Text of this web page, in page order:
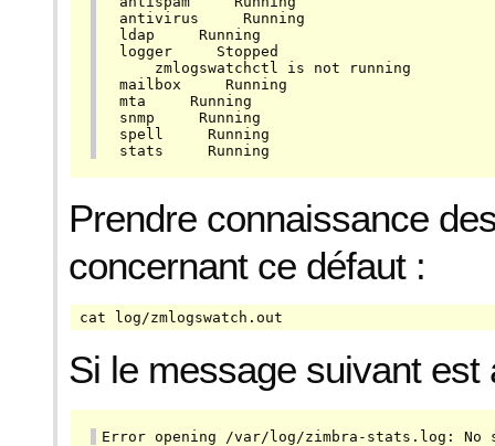
antivirus     Running
ldap     Running
logger     Stopped
zmlogswatchctl is not running
mailbox     Running
mta     Running
snmp     Running
spell     Running
stats     Running
Prendre connaissance
concernant ce défaut :
cat log/zmlogswatch.out
Si le message suivant est
Error opening /var/log/zimbra-stats.log: